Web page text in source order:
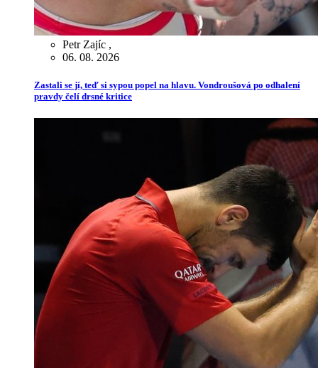
Petr Zajíc ,
06. 08. 2026
Zastali se jí, teď si sypou popel na hlavu. Vondroušová po odhalení
pravdy čelí drsné kritice